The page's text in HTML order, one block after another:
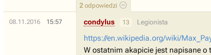
2 odpowiedzi
08.11.2016 15:57 condylus 13 Legionista
https://en.wikipedia.org/wiki/
W ostatnim akapicie jest napisane o